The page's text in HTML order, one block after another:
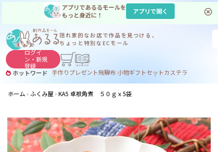
アプリであるるモールを
もっと身近に！
アプリで開く
隠れ家的なお店で作品を見つける、
ちょっと特別なECモール
ログイ
ン・新規
登録
ホットワード 手作りプレゼント飛騨布 小物ギフトセットカステラ
サヌカイト コーヒー
ジンギスカン
ホーム
ふくみ屋 KA5 卓袱角煮 ５０ｇｘ5袋